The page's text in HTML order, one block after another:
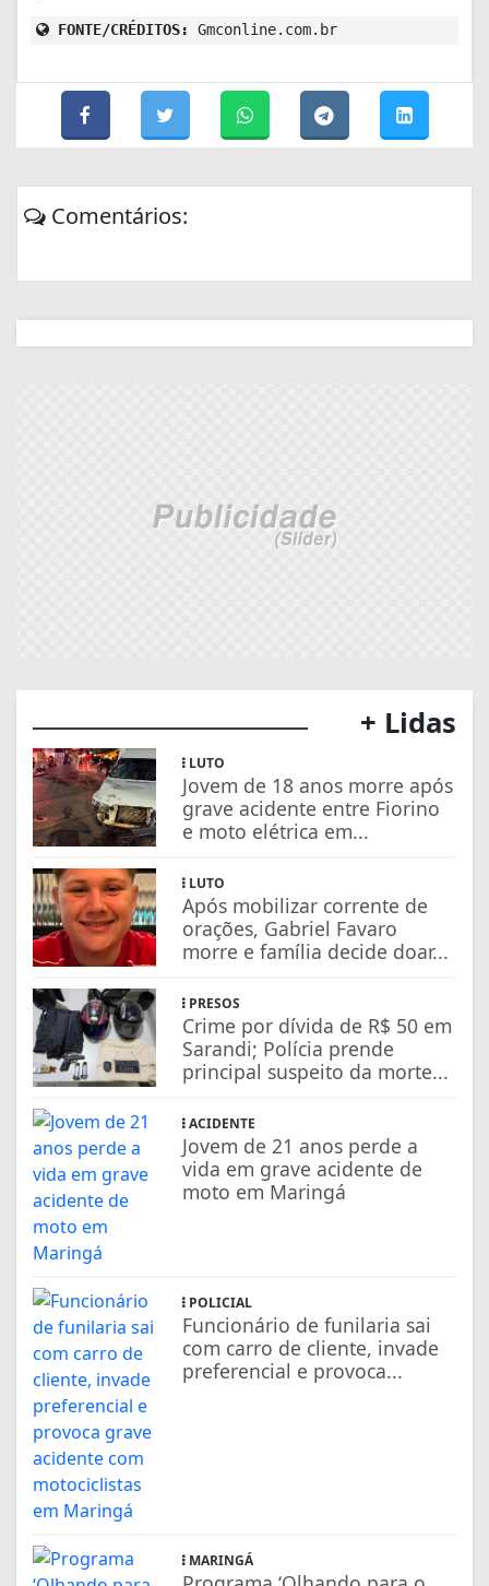
FONTE/CRÉDITOS: Gmconline.com.br
Comentários:
+ Lidas
LUTO
Jovem de 18 anos morre após
grave acidente entre Fiorino
e moto elétrica em...
LUTO
Após mobilizar corrente de
orações, Gabriel Favaro
morre e família decide doar...
PRESOS
Crime por dívida de R$ 50 em
Sarandi; Polícia prende
principal suspeito da morte...
ACIDENTE
Jovem de 21 anos perde a
vida em grave acidente de
moto em Maringá
POLICIAL
Funcionário de funilaria sai
com carro de cliente, invade
preferencial e provoca...
MARINGÁ